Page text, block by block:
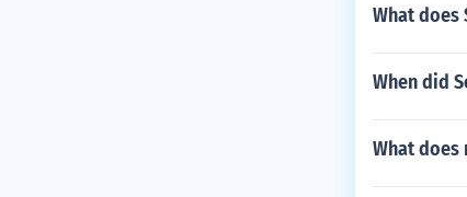
What does
When did
What does